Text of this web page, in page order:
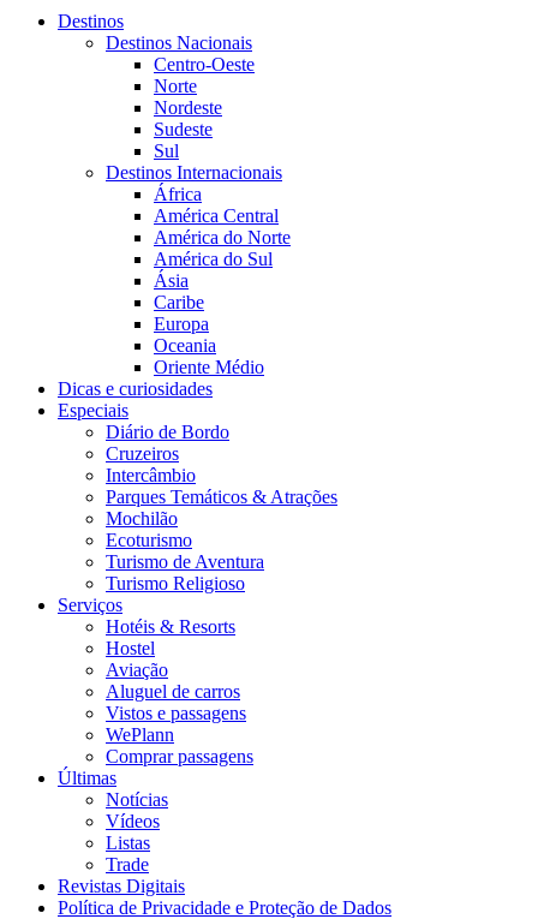
Destinos
Destinos Nacionais
Centro-Oeste
Norte
Nordeste
Sudeste
Sul
Destinos Internacionais
África
América Central
América do Norte
América do Sul
Ásia
Caribe
Europa
Oceania
Oriente Médio
Dicas e curiosidades
Especiais
Diário de Bordo
Cruzeiros
Intercâmbio
Parques Temáticos & Atrações
Mochilão
Ecoturismo
Turismo de Aventura
Turismo Religioso
Serviços
Hotéis & Resorts
Hostel
Aviação
Aluguel de carros
Vistos e passagens
WePlann
Comprar passagens
Últimas
Notícias
Vídeos
Listas
Trade
Revistas Digitais
Política de Privacidade e Proteção de Dados